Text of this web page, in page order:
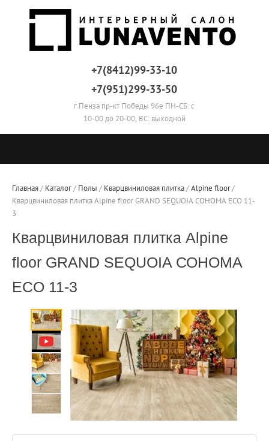
+7(8412)99-33-10
+7(951)299-33-50
г.Пенза пр-кт Победы 96е ПН-СБ: с
10-00 до 20-00, ВС: выходной
Главная / Каталог / Полы / Кварцвиниловая плитка / Alpine floor
Кварцвиниловая плитка Alpine floor GRAND SEQUOIA СОНОМА ECO 11-
3
Кварцвиниловая плитка Alpine
floor GRAND SEQUOIA СОНОМА
ECO 11-3